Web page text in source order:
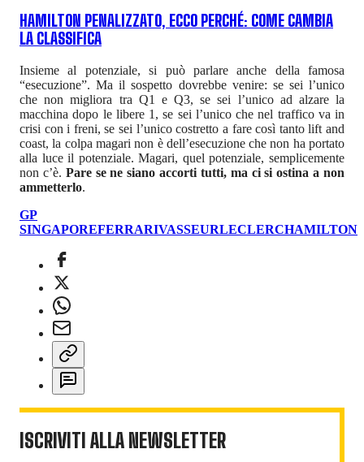
HAMILTON PENALIZZATO, ECCO PERCHÉ: COME CAMBIA
LA CLASSIFICA
Insieme al potenziale, si può parlare anche della famosa
“esecuzione”. Ma il sospetto dovrebbe venire: se sei l’unico
che non migliora tra Q1 e Q3, se sei l’unico ad alzare la
macchina dopo le libere 1, se sei l’unico che nel traffico va in
crisi con i freni, se sei l’unico costretto a fare così tanto lift and
coast, la colpa magari non è dell’esecuzione che non ha portato
alla luce il potenziale. Magari, quel potenziale, semplicemente
non c’è. Pare se ne siano accorti tutti, ma ci si ostina a non
ammetterlo.
GP
SINGAPOREFERRARIVASSEURLECLERCHAMILTON
ISCRIVITI ALLA NEWSLETTER